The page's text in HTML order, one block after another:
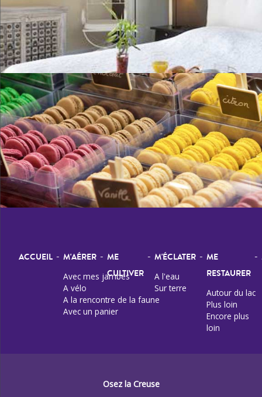
ACCUEIL - M'AÉRER
Avec mes jambes
A vélo
A la rencontre de la faune
Avec un panier
- ME
CULTIVER
- M'ÉCLATER
A l'eau
Sur terre
- ME
RESTAURER
Autour du lac
Plus loin
Encore plus
loin
-
Osez la Creuse